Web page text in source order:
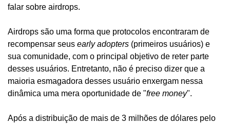
falar sobre airdrops.
Airdrops são uma forma que protocolos encontraram de
recompensar seus early adopters (primeiros usuários) e
sua comunidade, com o principal objetivo de reter parte
desses usuários. Entretanto, não é preciso dizer que a
maioria esmagadora desses usuário enxergam nessa
dinâmica uma mera oportunidade de "free money".
Após a distribuição de mais de 3 milhões de dólares pelo